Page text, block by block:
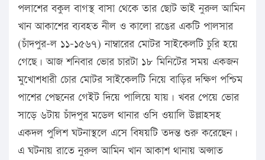
পলাশের বকুল বাগস্থ বাসা থেকে তার ছোট ভাই নুরুল আমিন
খান আকাশের ব্যবহত নীল ও কালো রঙের একটি পালসার
(চাঁদপুর-ল ১১-১৫৬৭) নাম্বারের মোটর সাইকেলটি চুরি হয়ে
গেছে। আজ শনিবার ভোর চারটা ১৮ মিনিটের সময় একজন
মুখোশধারী চোর মোটর সাইকেলটি নিয়ে বাড়ির দক্ষিণ পশ্চিম
পাশের পেছনের গেইট দিয়ে পালিয়ে যায়। খবর পেয়ে ভোর
সাড়ে ৬টায় চাঁদপুর মডেল থানার ওসি ওয়ালি উল্লাহসহ
একদল পুলিশ ঘটনাস্থলে এসে বিষয়টি তদন্ত শুরু করেছেন।
এ ঘটনায় রাতে নুরুল আমিন খান আকাশ থানায় অপ্সাত